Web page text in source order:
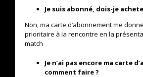
Je suis abonné, dois-je
Non, ma carte d’abonnement me
prioritaire à la rencontre en la
match
Je n’ai pas encore ma carte
comment faire ?